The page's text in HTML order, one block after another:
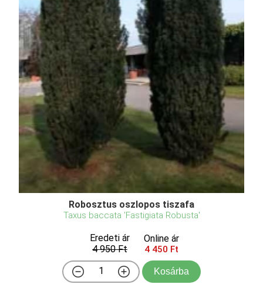
Robosztus oszlopos tiszafa
Taxus baccata 'Fastigiata Robusta'
Eredeti ár
4 950 Ft
Online ár
4 450 Ft
Kosárba